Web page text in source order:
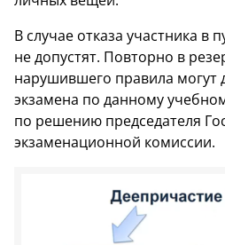
В случае отказа участника в
не допустят. Повторно в
нарушившего правила могут
экзамена по данному
по решению председателя
экзаменационной комиссии.